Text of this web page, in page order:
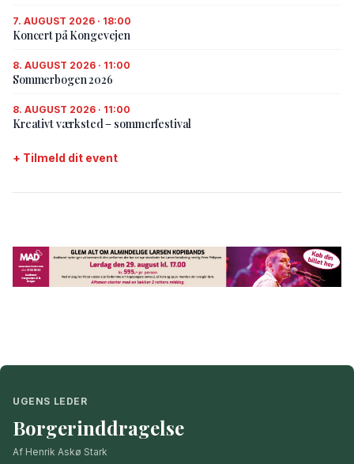
7. AUGUST 2026 · 18:00
Koncert på Kongevejen
8. AUGUST 2026 · 11:00
Sommerbogen 2026
8. AUGUST 2026 · 11:00
Kreativt værksted – sommerfestival
+ Tilmeld dit event
UGENS LEDER
Borgerinddragelse
Af Henrik Askø Stark